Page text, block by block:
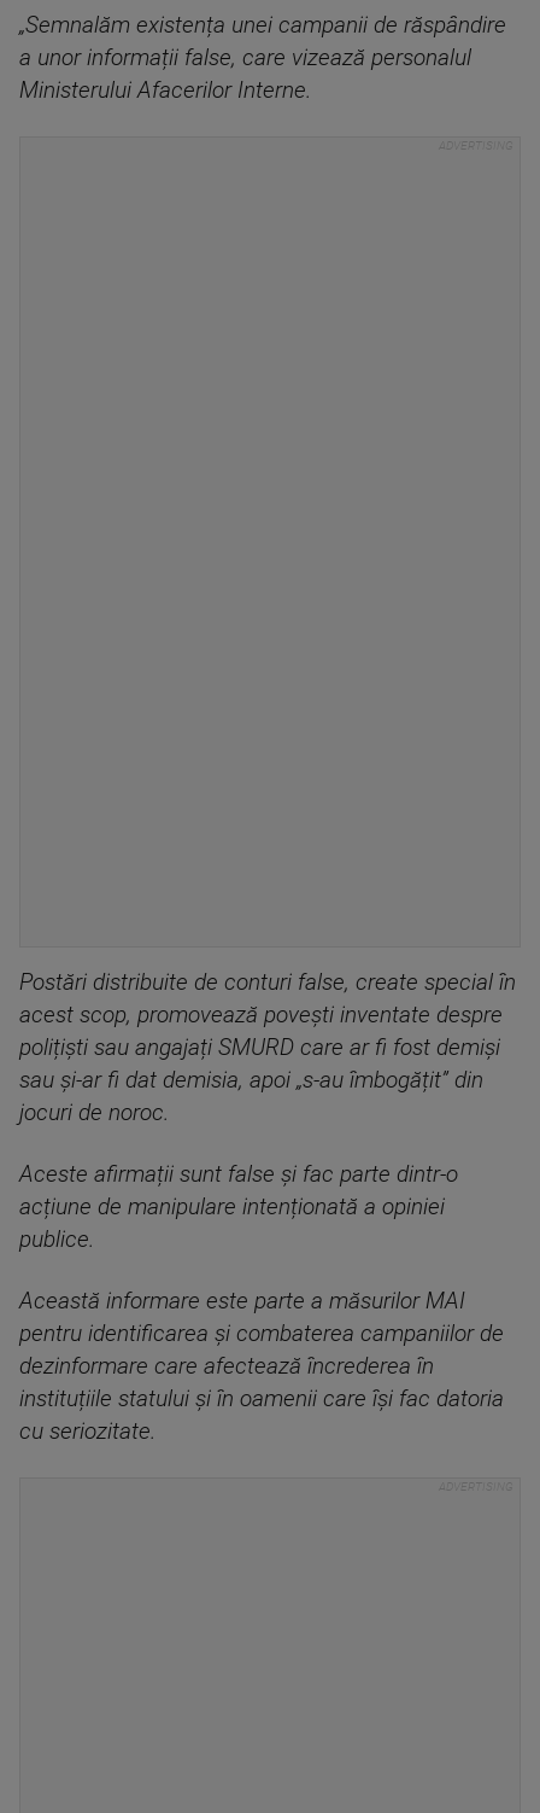
„Semnalăm existența unei campanii de răspândire
a unor informații false, care vizează personalul
Ministerului Afacerilor Interne.
Postări distribuite de conturi false, create special în
acest scop, promovează povești inventate despre
polițiști sau angajați SMURD care ar fi fost demiși
sau și-ar fi dat demisia, apoi „s-au îmbogățit” din
jocuri de noroc.
Aceste afirmații sunt false și fac parte dintr-o
acțiune de manipulare intenționată a opiniei
publice.
Această informare este parte a măsurilor MAI
pentru identificarea și combaterea campaniilor de
dezinformare care afectează încrederea în
instituțiile statului și în oamenii care își fac datoria
cu seriozitate.